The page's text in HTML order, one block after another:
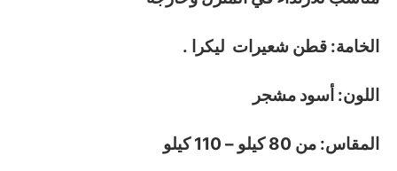
الخامة: قطن شعيرات ليكرا .
اللون: أسود مشجر
المقاس: من 80 كيلو – 110 كيلو